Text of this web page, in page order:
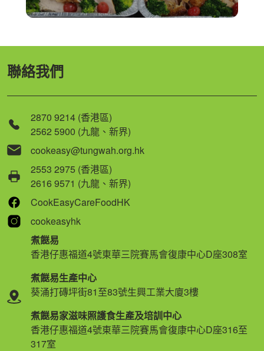
聯絡我們
2870 9214 (香港區)
2562 5900 (九龍、新界)
cookeasy@tungwah.org.hk
2553 2975 (香港區)
2616 9571 (九龍、新界)
CookEasyCareFoodHK
cookeasyhk
煮餸易
香港仔惠福道4號東華三院賽馬會復康中心D座308室
煮餸易生產中心
葵涌打磚坪街81至83號生興工業大廈3樓
煮餸易家滋味照護食生產及培訓中心
香港仔惠福道4號東華三院賽馬會復康中心D座316至
317室